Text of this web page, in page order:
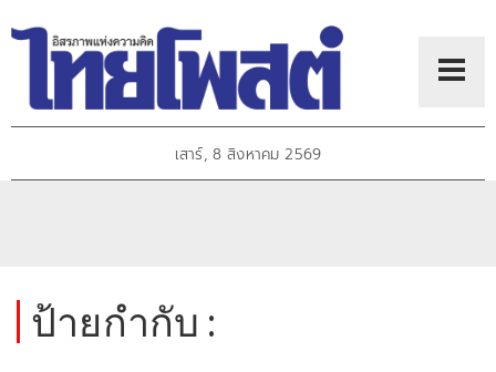
เสาร์, 8 สิงหาคม 2569
ป้ายกำกับ :